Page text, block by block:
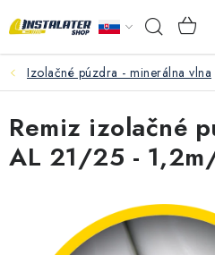
na
Hľadať
Inštalačný materiál
VEĽKOOBCHOD
AKO VYBRAŤ?
PREDAJŇA - RAKOVÁ
Izolačné púzdra - minerálna vlna
Remiz izolačné
AL 21/25 -